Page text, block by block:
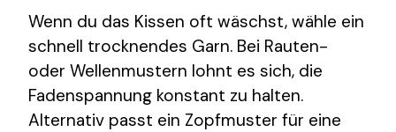
Wenn du das Kissen oft wäschst, wähle ein
schnell trocknendes Garn. Bei Rauten-
oder Wellenmustern lohnt es sich, die
Fadenspannung konstant zu halten.
Alternativ passt ein Zopfmuster für eine